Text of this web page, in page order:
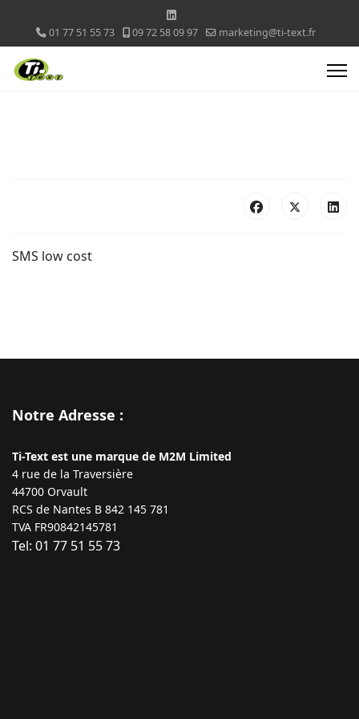
01 77 51 55 73 09 72 58 09 97 marketing@ti-text.fr
SMS low cost
Notre Adresse :
Ti-Text est une marque de M2M Limited
4 rue de la Traversière
44700 Orvault
RCS de Nantes B 842 145 781
TVA FR90842145781
Tel: 01 77 51 55 73